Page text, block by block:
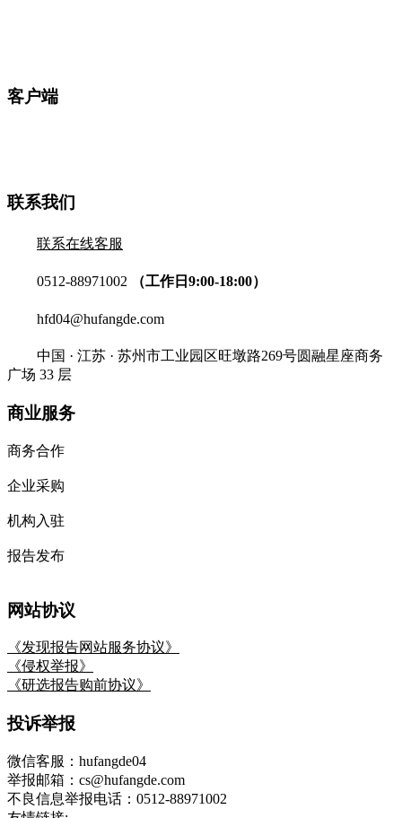
客户端
联系我们
联系在线客服
0512-88971002 （工作日9:00-18:00）
hfd04@hufangde.com
中国 · 江苏 · 苏州市工业园区旺墩路269号圆融星座商务
广场 33 层
商业服务
商务合作
企业采购
机构入驻
报告发布
网站协议
《发现报告网站服务协议》
《侵权举报》
《研选报告购前协议》
投诉举报
微信客服：hufangde04
举报邮箱：cs@hufangde.com
不良信息举报电话：0512-88971002